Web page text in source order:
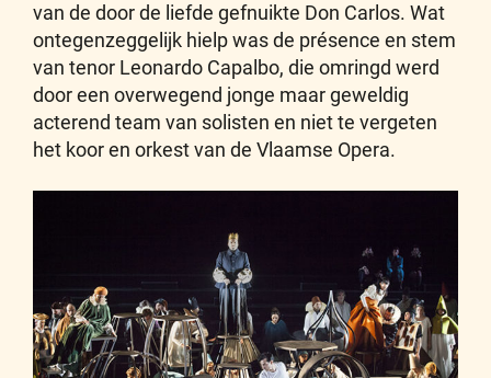
van de door de liefde gefnuikte Don Carlos. Wat
ontegenzeggelijk hielp was de présence en stem
van tenor Leonardo Capalbo, die omringd werd
door een overwegend jonge maar geweldig
acterend team van solisten en niet te vergeten
het koor en orkest van de Vlaamse Opera.